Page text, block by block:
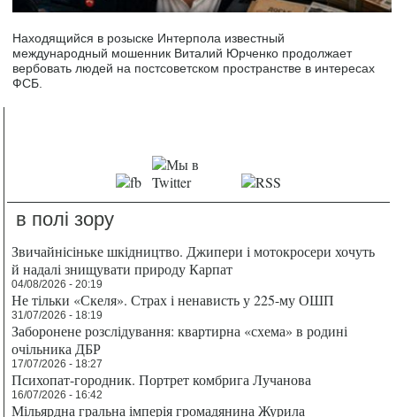
Находящийся в розыске Интерпола известный
международный мошенник Виталий Юрченко продолжает
вербовать людей на постсоветском пространстве в интересах
ФСБ.
в полі зору
Звичайнісіньке шкідництво. Джипери і мотокросери хочуть
й надалі знищувати природу Карпат
04/08/2026 - 20:19
Не тільки «Скеля». Страх і ненависть у 225-му ОШП
31/07/2026 - 18:19
Заборонене розслідування: квартирна «схема» в родині
очільника ДБР
17/07/2026 - 18:27
Психопат-городник. Портрет комбрига Лучанова
16/07/2026 - 16:42
Мільярдна гральна імперія громадянина Журила